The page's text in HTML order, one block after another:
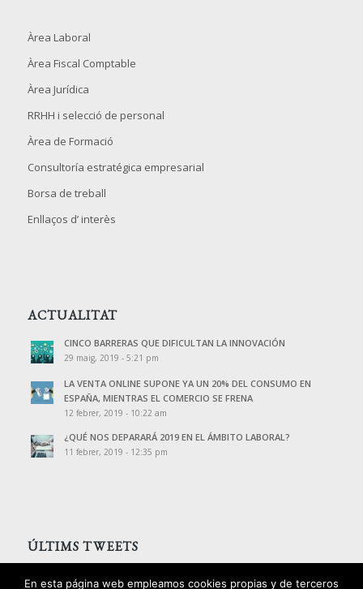
Àrea Laboral
Àrea Fiscal Comptable
Àrea Jurídica
RRHH i selecció de personal
Àrea de Formació
Consultoría estratégica empresarial
Borsa de treball
Enllaços d’ interès
ACTUALITAT
CINCO BARRERAS QUE DIFICULTAN LA INNOVACIÓN
29 maig, 2019 - 5:21 pm
LA VENTA ONLINE SUPONE YA UN 20% DEL CONSUMO EN
ESPAÑA, MIENTRAS EL COMERCIO SE FRENA
12 febrer, 2019 - 10:22 am
¿QUÉ NOS DEPARARÁ 2019 EN EL ÁMBITO LABORAL?
11 febrer, 2019 - 12:35 pm
ÚLTIMS TWEETS
Tweets de @PalomoAssessors
En esta página web empleamos cookies propias y de terceros